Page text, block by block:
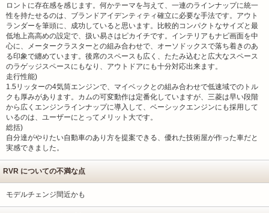
ロントに存在感を感じます。何かテーマを与えて、一連のラインナップに統一
性を持たせるのは、ブランドアイデンティティ確立に必要な手法です。アウト
ランダーを筆頭に、成功していると思います。比較的コンパクトなサイズと最
低地上高高めの設定で、扱い易さはピカイチです。インテリアもナビ画面を中
心に、メータークラスターとの組み合わせで、オーソドックスで落ち着きのあ
る印象で纏めています。後席のスペースも広く、たたみ込むと広大なスペース
のラゲッジスペースにもなり、アウトドアにも十分対応出来ます。
走行性能)
1.5リッターの4気筒エンジンで、マイベックとの組み合わせで低速域でのトル
クも厚みがあります。カムの可変動作は定番化していますが、三菱は早い段階
から広くエンジンラインナップに導入して、ベーシックエンジンにも採用して
いるのは、ユーザーにとってメリット大です。
総括)
自分達がやりたい自動車のあり方を提案できる、優れた技術屋が作った車だと
実感できました。
RVR についての不満な点
モデルチェンジ間近かも